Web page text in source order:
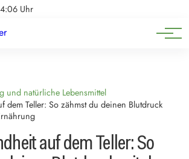
Uhr
und natürliche Lebensmittel
dem Teller: So zähmst du deinen Blutdruck
auf dem Teller: So